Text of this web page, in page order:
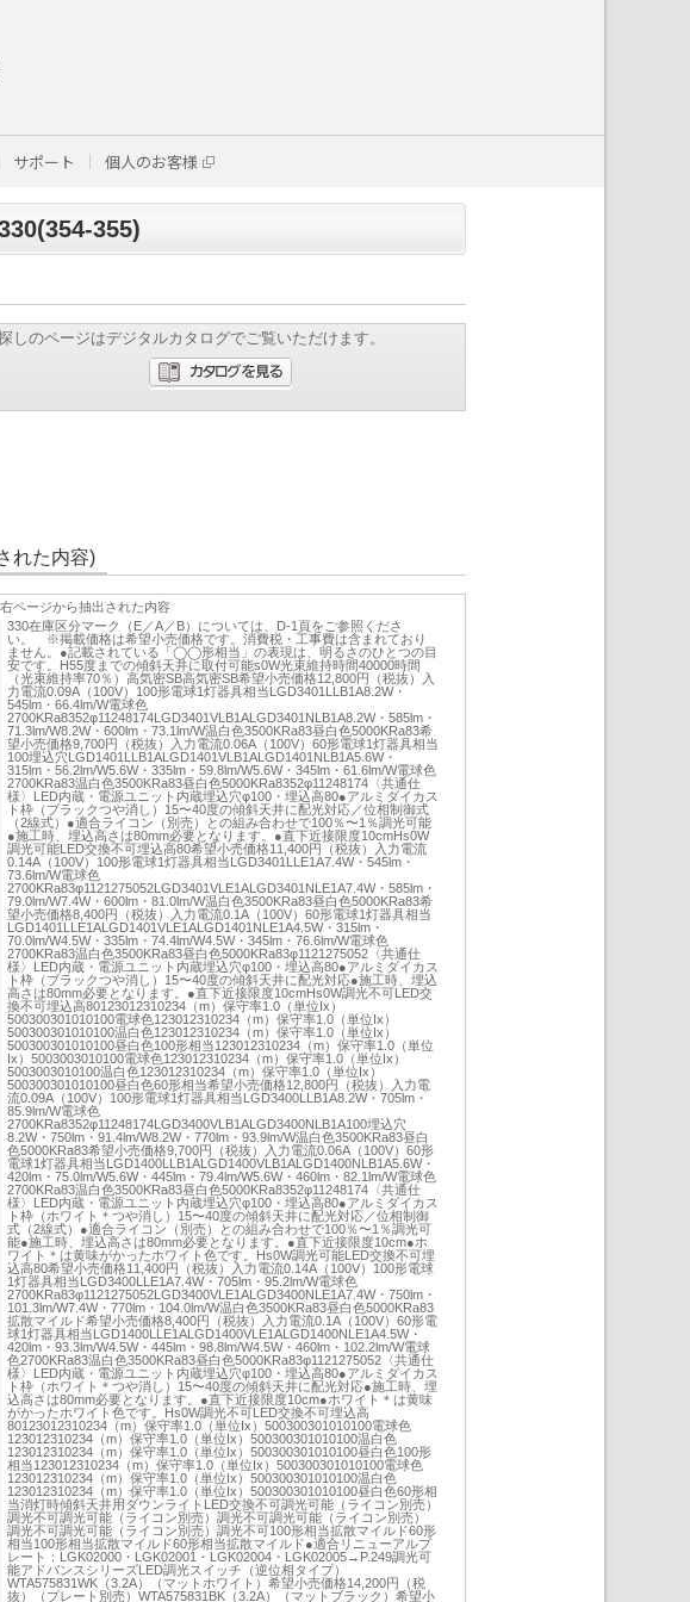
サポート 個人のお客様
355)
しのページはデジタルカタログでご覧いただけます。
れた内容)
右ページから抽出された内容
330在庫区分マーク（E／A／B）については、D-1頁をご参照くださ
い。 ※掲載価格は希望小売価格です。消費税・工事費は含まれており
ません。●記載されている「◯◯形相当」の表現は、明るさのひとつの目
安です。H55度までの傾斜天井に取付可能s0W光束維持時間40000時間
（光束維持率70％）高気密SB高気密SB希望小売価格12,800円（税抜）入
力電流0.09A（100V）100形電球1灯器具相当LGD3401LLB1A8.2W・
545lm・66.4lm/W電球色
2700KRa8352φ11248174LGD3401VLB1ALGD3401NLB1A8.2W・585lm・
71.3lm/W8.2W・600lm・73.1lm/W温白色3500KRa83昼白色5000KRa83希
望小売価格9,700円（税抜）入力電流0.06A（100V）60形電球1灯器具相当
100埋込穴LGD1401LLB1ALGD1401VLB1ALGD1401NLB1A5.6W・
315lm・56.2lm/W5.6W・335lm・59.8lm/W5.6W・345lm・61.6lm/W電球色
2700KRa83温白色3500KRa83昼白色5000KRa8352φ11248174〈共通仕
様〉LED内蔵・電源ユニット内蔵埋込穴φ100・埋込高80●アルミダイカス
ト枠（ブラックつや消し）15〜40度の傾斜天井に配光対応／位相制御式
（2線式）●適合ライコン（別売）との組み合わせで100％〜1％調光可能
●施工時、埋込高さは80mm必要となります。●直下近接限度10cmHs0W
調光可能LED交換不可埋込高80希望小売価格11,400円（税抜）入力電流
0.14A（100V）100形電球1灯器具相当LGD3401LLE1A7.4W・545lm・
73.6lm/W電球色
2700KRa83φ1121275052LGD3401VLE1ALGD3401NLE1A7.4W・585lm・
79.0lm/W7.4W・600lm・81.0lm/W温白色3500KRa83昼白色5000KRa83希
望小売価格8,400円（税抜）入力電流0.1A（100V）60形電球1灯器具相当
LGD1401LLE1ALGD1401VLE1ALGD1401NLE1A4.5W・315lm・
70.0lm/W4.5W・335lm・74.4lm/W4.5W・345lm・76.6lm/W電球色
2700KRa83温白色3500KRa83昼白色5000KRa83φ1121275052〈共通仕
様〉LED内蔵・電源ユニット内蔵埋込穴φ100・埋込高80●アルミダイカス
ト枠（ブラックつや消し）15〜40度の傾斜天井に配光対応●施工時、埋込
高さは80mm必要となります。●直下近接限度10cmHs0W調光不可LED交
換不可埋込高80123012310234（m）保守率1.0（単位Ix）
500300301010100電球色123012310234（m）保守率1.0（単位Ix）
500300301010100温白色123012310234（m）保守率1.0（単位Ix）
500300301010100昼白色100形相当123012310234（m）保守率1.0（単位
Ix）5003003010100電球色123012310234（m）保守率1.0（単位Ix）
5003003010100温白色123012310234（m）保守率1.0（単位Ix）
500300301010100昼白色60形相当希望小売価格12,800円（税抜）入力電
流0.09A（100V）100形電球1灯器具相当LGD3400LLB1A8.2W・705lm・
85.9lm/W電球色
2700KRa8352φ11248174LGD3400VLB1ALGD3400NLB1A100埋込穴
8.2W・750lm・91.4lm/W8.2W・770lm・93.9lm/W温白色3500KRa83昼白
色5000KRa83希望小売価格9,700円（税抜）入力電流0.06A（100V）60形
電球1灯器具相当LGD1400LLB1ALGD1400VLB1ALGD1400NLB1A5.6W・
420lm・75.0lm/W5.6W・445lm・79.4lm/W5.6W・460lm・82.1lm/W電球色
2700KRa83温白色3500KRa83昼白色5000KRa8352φ11248174〈共通仕
様〉LED内蔵・電源ユニット内蔵埋込穴φ100・埋込高80●アルミダイカス
ト枠（ホワイト＊つや消し）15〜40度の傾斜天井に配光対応／位相制御
式（2線式）●適合ライコン（別売）との組み合わせで100％〜1％調光可
能●施工時、埋込高さは80mm必要となります。●直下近接限度10cm●ホ
ワイト＊は黄味がかったホワイト色です。Hs0W調光可能LED交換不可埋
込高80希望小売価格11,400円（税抜）入力電流0.14A（100V）100形電球
1灯器具相当LGD3400LLE1A7.4W・705lm・95.2lm/W電球色
2700KRa83φ1121275052LGD3400VLE1ALGD3400NLE1A7.4W・750lm・
101.3lm/W7.4W・770lm・104.0lm/W温白色3500KRa83昼白色5000KRa83
拡散マイルド希望小売価格8,400円（税抜）入力電流0.1A（100V）60形電
球1灯器具相当LGD1400LLE1ALGD1400VLE1ALGD1400NLE1A4.5W・
420lm・93.3lm/W4.5W・445lm・98.8lm/W4.5W・460lm・102.2lm/W電球
色2700KRa83温白色3500KRa83昼白色5000KRa83φ1121275052〈共通仕
様〉LED内蔵・電源ユニット内蔵埋込穴φ100・埋込高80●アルミダイカス
ト枠（ホワイト＊つや消し）15〜40度の傾斜天井に配光対応●施工時、埋
込高さは80mm必要となります。●直下近接限度10cm●ホワイト＊は黄味
がかったホワイト色です。Hs0W調光不可LED交換不可埋込高
80123012310234（m）保守率1.0（単位Ix）500300301010100電球色
123012310234（m）保守率1.0（単位Ix）500300301010100温白色
123012310234（m）保守率1.0（単位Ix）500300301010100昼白色100形
相当123012310234（m）保守率1.0（単位Ix）500300301010100電球色
123012310234（m）保守率1.0（単位Ix）500300301010100温白色
123012310234（m）保守率1.0（単位Ix）500300301010100昼白色60形相
当消灯時傾斜天井用ダウンライトLED交換不可調光可能（ライコン別売）
調光不可調光可能（ライコン別売）調光不可調光可能（ライコン別売）
調光不可調光可能（ライコン別売）調光不可100形相当拡散マイルド60形
相当100形相当拡散マイルド60形相当拡散マイルド●適合リニューアルプ
レート：LGK02000・LGK02001・LGK02004・LGK02005→P.249調光可
能アドバンスシリーズLED調光スイッチ（逆位相タイプ）
WTA575831WK（3.2A）（マットホワイト）希望小売価格14,200円（税
抜）（プレート別売）WTA575831BK（3.2A）（マットブラック）希望小